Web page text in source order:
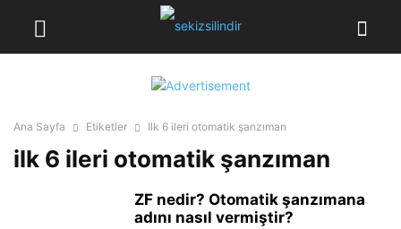
Ana Sayfa Etiketler Ilk 6 ileri otomatik şanzıman
ilk 6 ileri otomatik şanzıman
ZF nedir? Otomatik şanzımana
adını nasıl vermiştir?